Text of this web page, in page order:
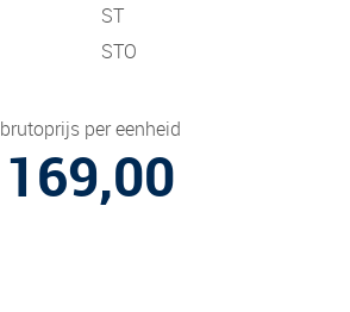
ST
STO
brutoprijs per eenheid
169,00